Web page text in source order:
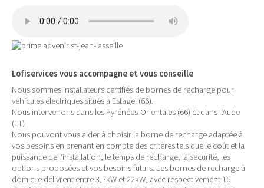
Lofiservices vous accompagne et vous conseille
Nous sommes installateurs certifiés de bornes de recharge pour
véhicules électriques situés à Estagel (66).
Nous intervenons dans les Pyrénées-Orientales (66) et dans l'Aude
(11)
Nous pouvont vous aider à choisir la borne de recharge adaptée à
vos besoins en prenant en compte des critères tels que le coût et la
puissance de l’installation, le temps de recharge, la sécurité, les
options proposées et vos besoins futurs. Les bornes de recharge à
domicile délivrent entre 3,7kW et 22kW, avec respectivement 16